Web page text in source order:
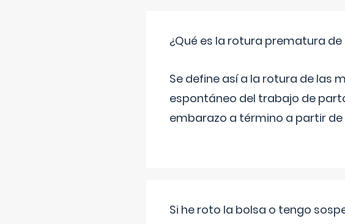
¿Qué es la rotura prematura
Se define así a la rotura de las
espontáneo del trabajo de
embarazo a término a partir
Si he roto la bolsa o tengo